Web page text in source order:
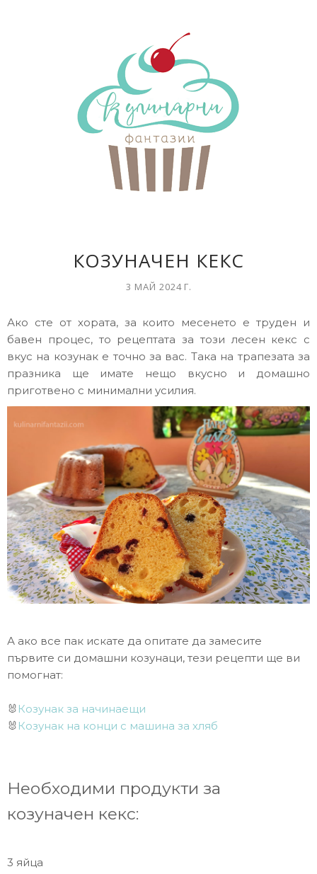
КОЗУНАЧЕН КЕКС
3 МАЙ 2024 Г.
Ако сте от хората, за които месенето е труден и
бавен процес, то рецептата за този лесен кекс с
вкус на козунак е точно за вас. Така на трапезата за
празника ще имате нещо вкусно и домашно
приготвено с минимални усилия.
А ако все пак искате да опитате да замесите
първите си домашни козунаци, тези рецепти ще ви
помогнат:
🐰 Козунак за начинаещи
🐰 Козунак на конци с машина за хляб
Необходими продукти за
козуначен кекс:
3 яйца